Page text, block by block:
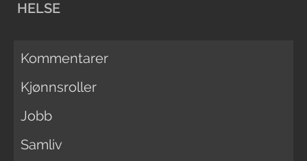
HELSE
Kommentarer
Kjønnsroller
Jobb
Samliv